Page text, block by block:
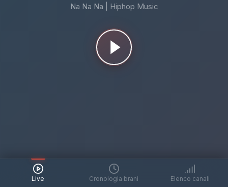
Na Na Na | Hiphop Music
Cronologia brani
Live Cronologia brani Elenco canali